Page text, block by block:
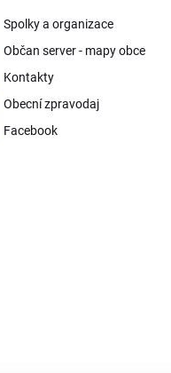
Spolky a organizace
Občan server - mapy obce
Kontakty
Obecní zpravodaj
Facebook